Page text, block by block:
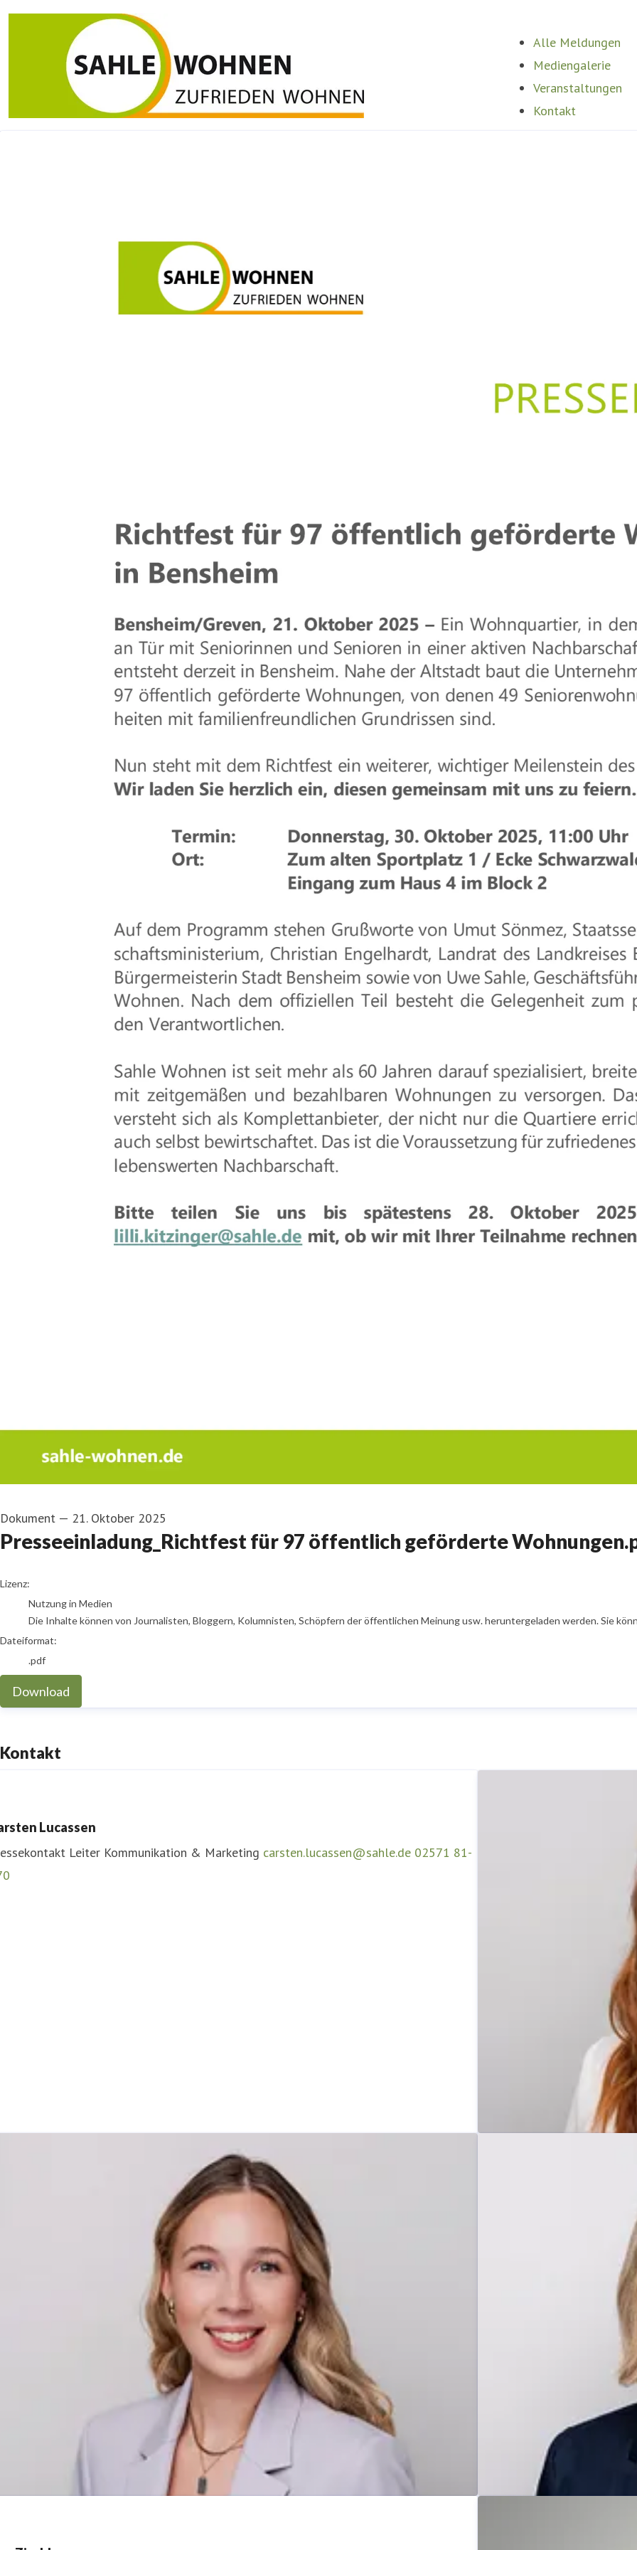
Alle Meldungen
Mediengalerie
Veranstaltungen
Kontakt
Dokument — 21. Oktober 2025
Presseeinladung_Richtfest für 97 öffentlich geförderte
go to media item
Lizenz:
Nutzung in Medien
Die Inhalte können von Journalisten, Bloggern, Kolumnisten, Schöpfern der öffentlichen Meinung usw. heruntergeladen werden. Sie
Dateiformat:
.pdf
Download
Kontakt
Lucassen
Leiter Kommunikation & Marketing carsten.lucassen@sahle.de 02571 81-